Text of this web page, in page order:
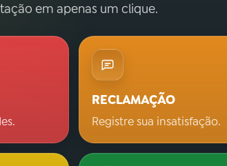
em apenas um clique.
RECLAMAÇÃO
Registre sua insatisfação.